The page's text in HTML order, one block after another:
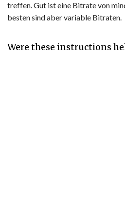
treffen. Gut ist eine Bitrate von
besten sind aber variable Bitraten.
Were these instructions